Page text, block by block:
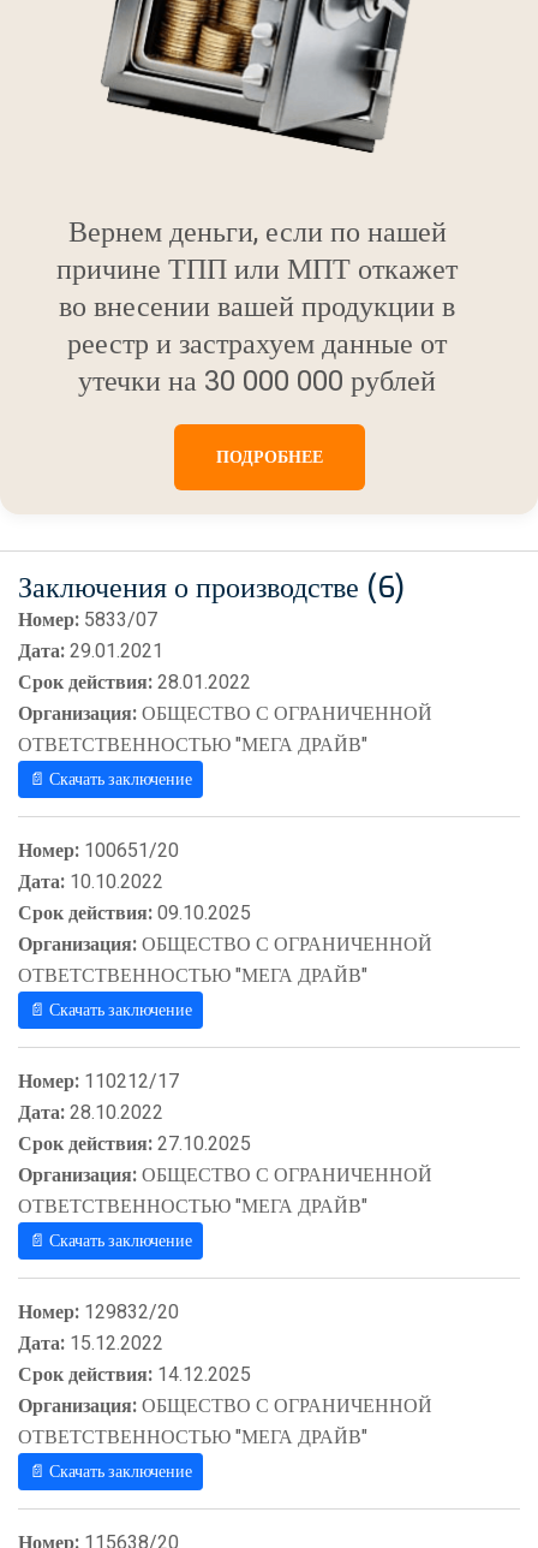
Вернем деньги, если по нашей
причине ТПП или МПТ откажет
во внесении вашей продукции в
реестр и застрахуем данные от
утечки на 30 000 000 рублей
ПОДРОБНЕЕ
Заключения о производстве (6)
Номер: 5833/07
Дата:29.01.2021
Срок действия:28.01.2022
Организация:ОБЩЕСТВО С ОГРАНИЧЕННОЙ
ОТВЕТСТВЕННОСТЬЮ "МЕГА ДРАЙВ"
📄 Скачать заключение
Номер: 100651/20
Дата: 10.10.2022
Срок действия:09.10.2025
Организация:ОБЩЕСТВО С ОГРАНИЧЕННОЙ
ОТВЕТСТВЕННОСТЬЮ "МЕГА ДРАЙВ"
📄 Скачать заключение
Номер: 110212/17
Дата:28.10.2022
Срок действия:27.10.2025
Организация:ОБЩЕСТВО С ОГРАНИЧЕННОЙ
ОТВЕТСТВЕННОСТЬЮ "МЕГА ДРАЙВ"
📄 Скачать заключение
Номер: 129832/20
Дата: 15.12.2022
Срок действия: 14.12.2025
Организация:ОБЩЕСТВО С ОГРАНИЧЕННОЙ
ОТВЕТСТВЕННОСТЬЮ "МЕГА ДРАЙВ"
📄 Скачать заключение